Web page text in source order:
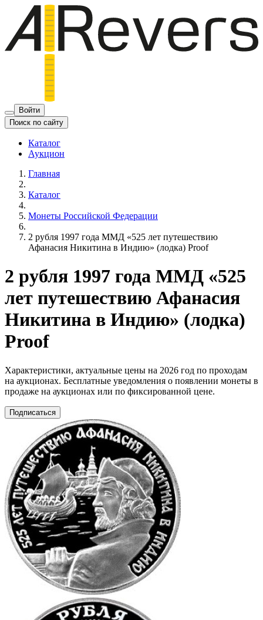
Войти
Поиск по сайту
Каталог
Аукцион
Главная
Каталог
Монеты Российской Федерации
2 рубля 1997 года ММД «525 лет путешествию
Афанасия Никитина в Индию» (лодка) Proof
2 рубля 1997 года ММД «525
лет путешествию Афанасия
Никитина в Индию» (лодка)
Proof
Характеристики, актуальные цены на 2026 год по проходам
на аукционах. Бесплатные уведомления о появлении монеты в
продаже на аукционах или по фиксированной цене.
Подписаться